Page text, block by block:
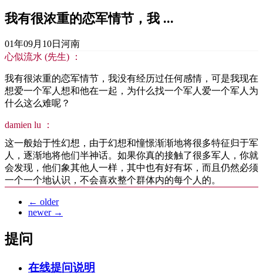
我有很浓重的恋军情节，我 ...
01年09月10日 河南
心似流水 (先生) ：
我有很浓重的恋军情节，我没有经历过任何感情，可是我现在
想爱一个军人想和他在一起，为什么找一个军人爱一个军人为
什么这么难呢？
damien lu ：
这一般始于性幻想，由于幻想和憧憬渐渐地将很多特征归于军
人，逐渐地将他们半神话。如果你真的接触了很多军人，你就
会发现，他们象其他人一样，其中也有好有坏，而且仍然必须
一个一个地认识，不会喜欢整个群体内的每个人的。
← older
newer →
提问
在线提问说明